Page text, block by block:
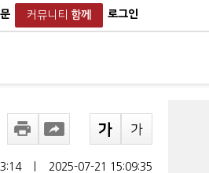
커뮤니티 함께 로그인
2025-07-21 15:09:35